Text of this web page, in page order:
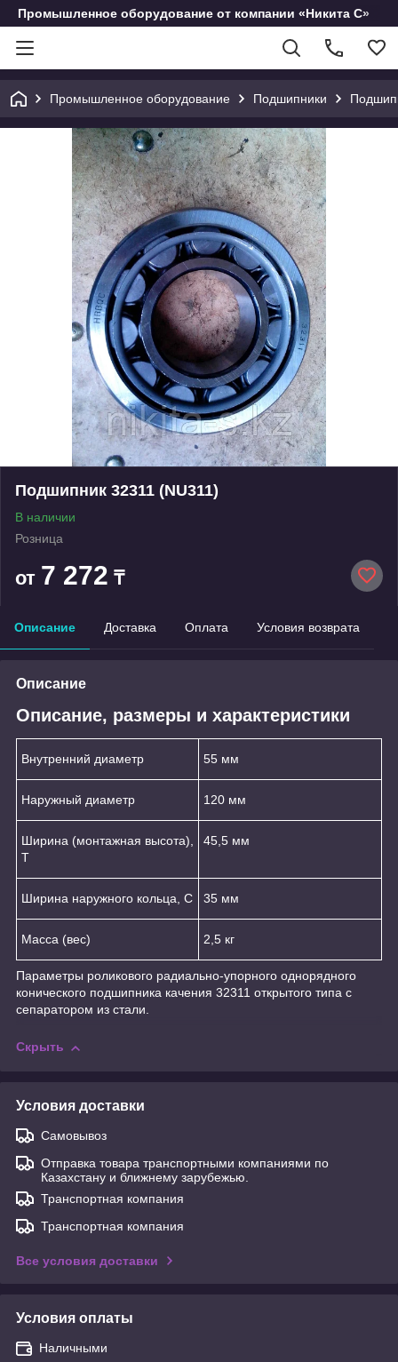
Промышленное оборудование от компании «Никита С»
Промышленное оборудование Подшипники
Подшипник 32311 (NU311)
В наличии
Розница
от 7 272 ₸
Описание Доставка Оплата Условия возврата
Описание
Описание, размеры и характеристики
Внутренний диаметр 55 мм
Наружный диаметр 120 мм
Ширина (монтажная высота),
T
45,5 мм
Ширина наружного кольца, С 35 мм
Масса (вес) 2,5 кг
Параметры роликового радиально-упорного однорядного
конического подшипника качения 32311 открытого типа с
сепаратором из стали.
Скрыть
Условия доставки
Самовывоз
Отправка товара транспортными компаниями по
Казахстану и ближнему зарубежью.
Транспортная компания
Транспортная компания
Все условия доставки
Условия оплаты
Наличными